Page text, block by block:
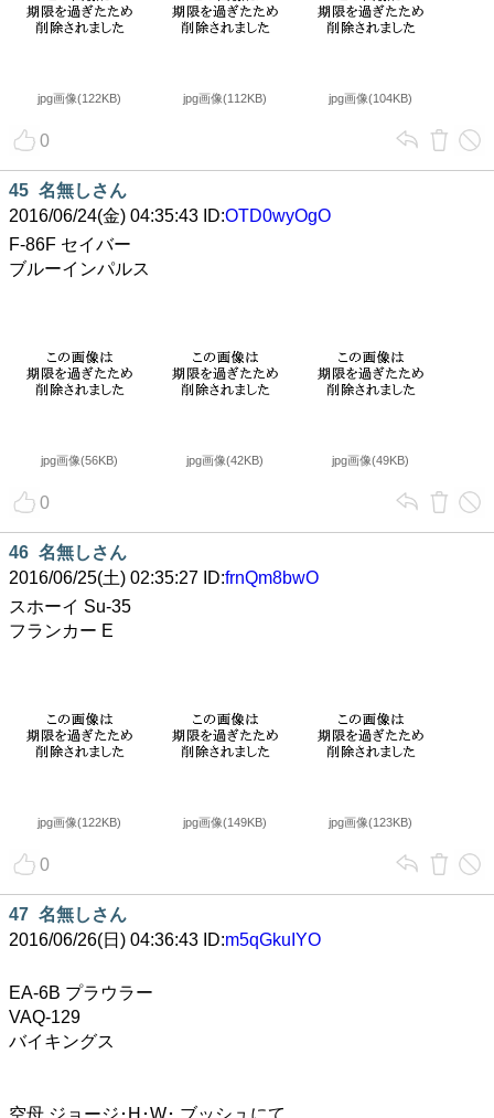
jpg画像(122KB) jpg画像(112KB) jpg画像(104KB)
0
45 名無しさん
2016/06/24(金) 04:35:43 ID:OTD0wyOgO
F-86F セイバー
ブルーインパルス
jpg画像(56KB) jpg画像(42KB) jpg画像(49KB)
0
46 名無しさん
2016/06/25(土) 02:35:27 ID:frnQm8bwO
スホーイ Su-35
フランカー E
jpg画像(122KB) jpg画像(149KB) jpg画像(123KB)
0
47 名無しさん
2016/06/26(日) 04:36:43 ID:m5qGkuIYO
EA-6B プラウラー
VAQ-129
バイキングス
空母 ジョージ･H･W･ ブッシュにて